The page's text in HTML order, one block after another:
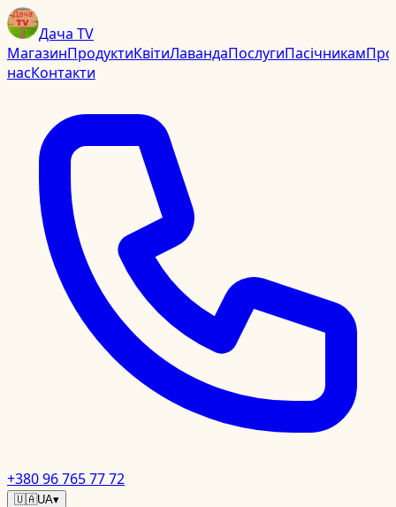
Дача TV
МагазинПродуктиКвітиЛавандаПослугиПасічникамПро
насКонтакти
+380 96 765 77 72
🇺🇦UA▾